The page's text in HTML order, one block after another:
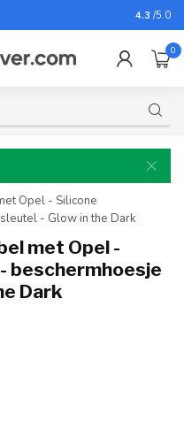
Voor
4.3 /5.0
0
Opel - Silicone
- Glow in the Dark
met Opel -
beschermhoesje
Dark